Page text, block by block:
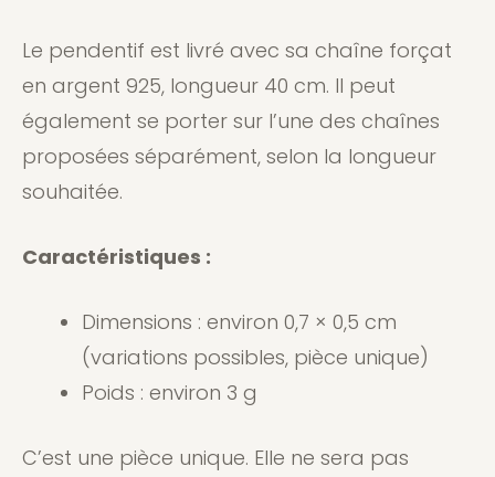
Le pendentif est livré avec sa chaîne forçat
en argent 925, longueur 40 cm. Il peut
également se porter sur l’une des chaînes
proposées séparément, selon la longueur
souhaitée.
Caractéristiques :
Dimensions : environ 0,7 × 0,5 cm
(variations possibles, pièce unique)
Poids : environ 3 g
C’est une pièce unique. Elle ne sera pas